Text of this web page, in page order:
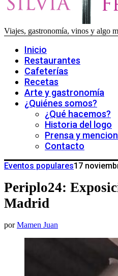
Viajes, gastronomía, vinos y algo
Inicio
Restaurantes
Cafeterías
Recetas
Arte y gastronomía
¿Quiénes somos?
¿Qué hacemos?
Historia del logo
Prensa y
Contacto
Eventos populares17
Periplo24:
Madrid
por Mamen Juan